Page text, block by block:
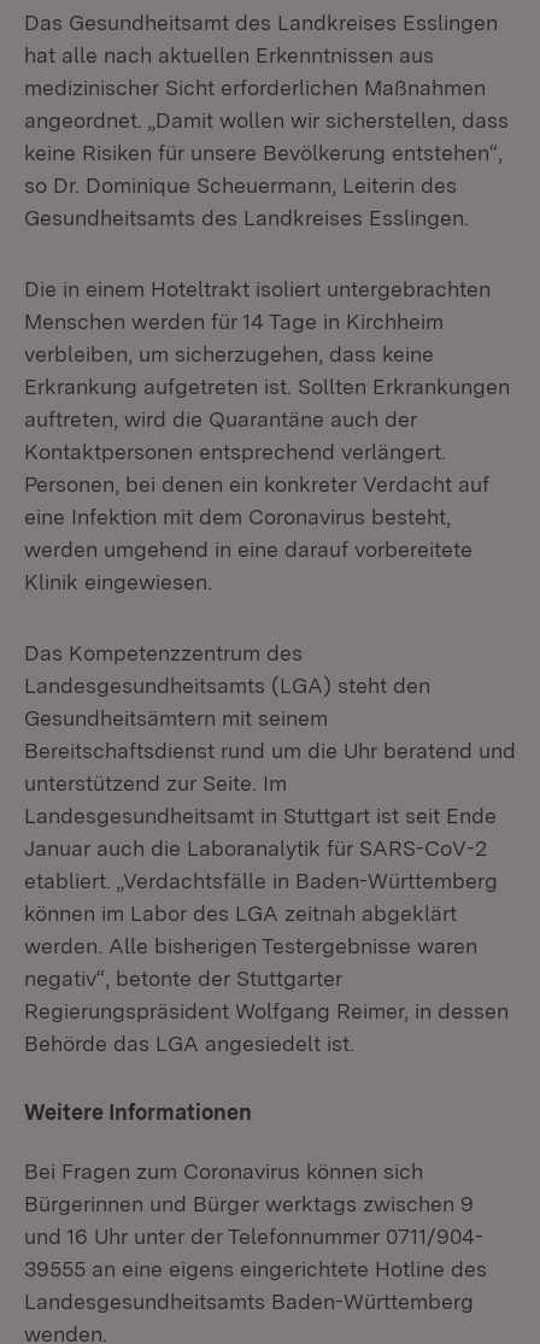
Das Gesundheitsamt des Landkreises Esslingen
hat alle nach aktuellen Erkenntnissen aus
medizinischer Sicht erforderlichen Maßnahmen
angeordnet. „Damit wollen wir sicherstellen, dass
keine Risiken für unsere Bevölkerung entstehen“,
so Dr. Dominique Scheuermann, Leiterin des
Gesundheitsamts des Landkreises Esslingen.
Die in einem Hoteltrakt isoliert untergebrachten
Menschen werden für 14 Tage in Kirchheim
verbleiben, um sicherzugehen, dass keine
Erkrankung aufgetreten ist. Sollten Erkrankungen
auftreten, wird die Quarantäne auch der
Kontaktpersonen entsprechend verlängert.
Personen, bei denen ein konkreter Verdacht auf
eine Infektion mit dem Coronavirus besteht,
werden umgehend in eine darauf vorbereitete
Klinik eingewiesen.
Das Kompetenzzentrum des
Landesgesundheitsamts (LGA) steht den
Gesundheitsämtern mit seinem
Bereitschaftsdienst rund um die Uhr beratend und
unterstützend zur Seite. Im
Landesgesundheitsamt in Stuttgart ist seit Ende
Januar auch die Laboranalytik für SARS-CoV-2
etabliert. „Verdachtsfälle in Baden-Württemberg
können im Labor des LGA zeitnah abgeklärt
werden. Alle bisherigen Testergebnisse waren
negativ“, betonte der Stuttgarter
Regierungspräsident Wolfgang Reimer, in dessen
Behörde das LGA angesiedelt ist.
Weitere Informationen
Bei Fragen zum Coronavirus können sich
Bürgerinnen und Bürger werktags zwischen 9
und 16 Uhr unter der Telefonnummer 0711/904-
39555 an eine eigens eingerichtete Hotline des
Landesgesundheitsamts Baden-Württemberg
wenden.